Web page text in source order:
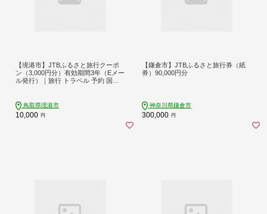
【境港市】JTBふるさと旅行クーポ
ン（3,000円分）有効期間3年（Eメー
ル発行）｜旅行 トラベル 予約 国内
ト 子供 子連れ カップル 家族 人気 お
すすめ 旅行クーポン 店頭 オンライ
ン ネット予約 電話 有効期間3年
鳥取県境港市
10,000 円
【鎌倉市】JTBふるさと旅行券（紙
券）90,000円分
神奈川県鎌倉市
300,000 円